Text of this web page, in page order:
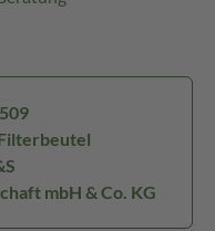
mbH & Co. KG